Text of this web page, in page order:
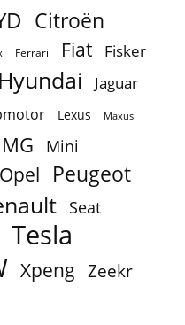
Citroën
Ferrari Fiat Fisker
Hyundai Jaguar
Lexus Maxus
MG Mini
Opel Peugeot
Seat
Tesla
Xpeng Zeekr